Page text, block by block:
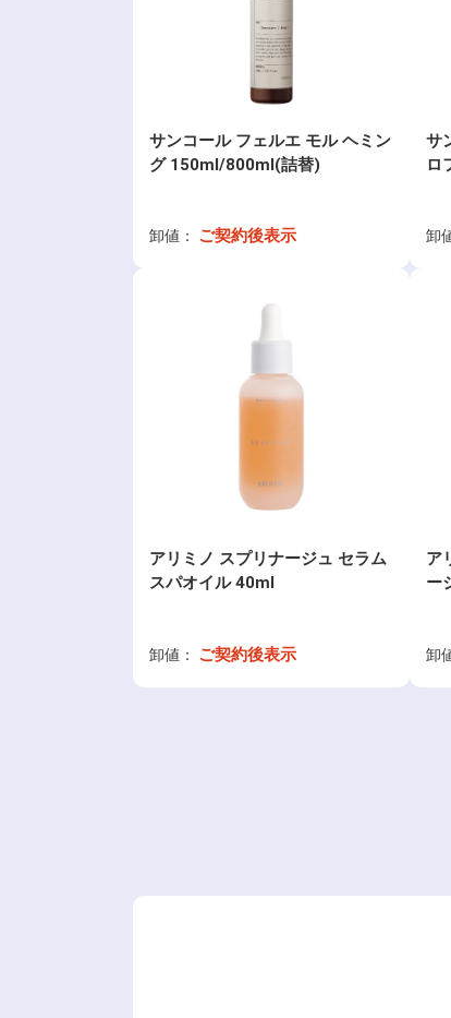
サンコール フェルエ モル ヘミン
グ 150ml/800ml(詰替)
卸値： ご契約後表示
サ
ロ
卸
アリミノ スプリナージュ セラム
スパオイル 40ml
卸値： ご契約後表示
ア
ー
卸